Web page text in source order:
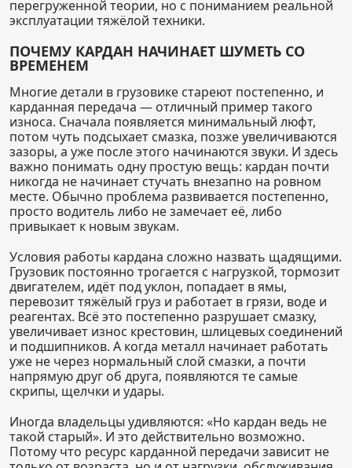
перегруженной теории, но с пониманием реальной
эксплуатации тяжёлой техники.
ПОЧЕМУ КАРДАН НАЧИНАЕТ ШУМЕТЬ СО
ВРЕМЕНЕМ
Многие детали в грузовике стареют постепенно, и
карданная передача — отличный пример такого
износа. Сначала появляется минимальный люфт,
потом чуть подсыхает смазка, позже увеличиваются
зазоры, а уже после этого начинаются звуки. И здесь
важно понимать одну простую вещь: кардан почти
никогда не начинает стучать внезапно на ровном
месте. Обычно проблема развивается постепенно,
просто водитель либо не замечает её, либо
привыкает к новым звукам.
Условия работы кардана сложно назвать щадящими.
Грузовик постоянно трогается с нагрузкой, тормозит
двигателем, идёт под уклон, попадает в ямы,
перевозит тяжёлый груз и работает в грязи, воде и
реагентах. Всё это постепенно разрушает смазку,
увеличивает износ крестовин, шлицевых соединений
и подшипников. А когда металл начинает работать
уже не через нормальный слой смазки, а почти
напрямую друг об друга, появляются те самые
скрипы, щелчки и удары.
Иногда владельцы удивляются: «Но кардан ведь не
такой старый». И это действительно возможно.
Потому что ресурс карданной передачи зависит не